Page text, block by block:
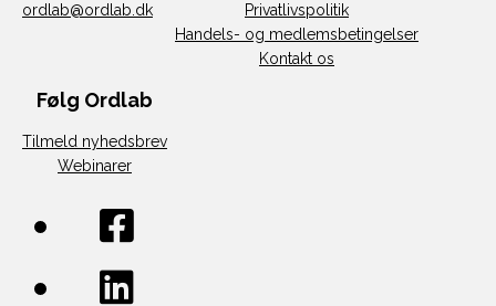
ordlab@ordlab.dk
Privatlivspolitik
Handels- og medlemsbetingelser
Kontakt os
Følg Ordlab
Tilmeld nyhedsbrev
Webinarer